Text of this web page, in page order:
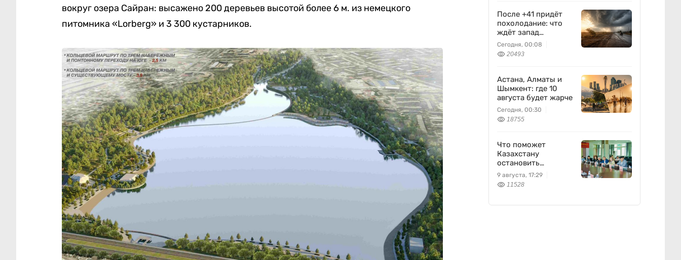
вокруг озера Сайран: высажено 200 деревьев высотой более 6 м. из немецкого
питомника «Lorberg» и 3 300 кустарников.
После +41 придёт
похолодание: что
ждёт запад
Казахстана
Сегодня, 00:08
20493
Астана, Алматы и
Шымкент: где 10
августа будет жарче
Сегодня, 00:30
18755
Что поможет
Казахстану
остановить
опустынивание
земель
9 августа, 17:29
11528